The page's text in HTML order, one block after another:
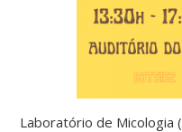
Laboratório de Micologia (